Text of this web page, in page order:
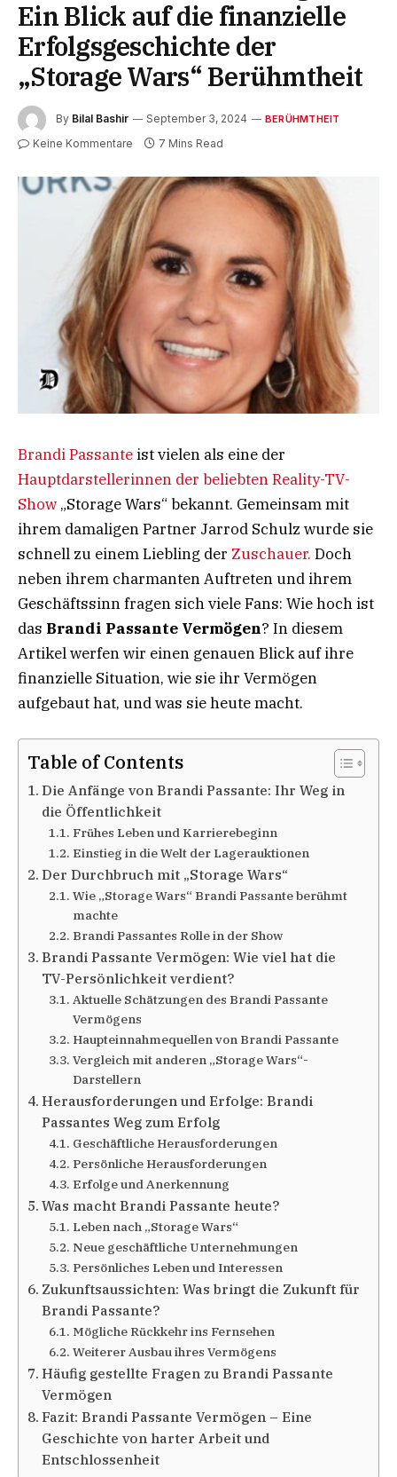
Ein Blick auf die finanzielle
Erfolgsgeschichte der
„Storage Wars“ Berühmtheit
By Bilal Bashir September 3, 2024 BERÜHMTHEIT
Keine Kommentare 7 Mins Read
Brandi Passante ist vielen als eine der
Hauptdarstellerinnen der beliebten Reality-TV-
Show „Storage Wars“ bekannt. Gemeinsam mit
ihrem damaligen Partner Jarrod Schulz wurde sie
schnell zu einem Liebling der Zuschauer. Doch
neben ihrem charmanten Auftreten und ihrem
Geschäftssinn fragen sich viele Fans: Wie hoch ist
das Brandi Passante Vermögen? In diesem
Artikel werfen wir einen genauen Blick auf ihre
finanzielle Situation, wie sie ihr Vermögen
aufgebaut hat, und was sie heute macht.
Table of Contents
Die Anfänge von Brandi Passante: Ihr Weg in
die Öffentlichkeit
Frühes Leben und Karrierebeginn
Einstieg in die Welt der Lagerauktionen
Der Durchbruch mit „Storage Wars“
Wie „Storage Wars“ Brandi Passante berühmt
machte
Brandi Passantes Rolle in der Show
Brandi Passante Vermögen: Wie viel hat die
TV-Persönlichkeit verdient?
Aktuelle Schätzungen des Brandi Passante
Vermögens
Haupteinnahmequellen von Brandi Passante
Vergleich mit anderen „Storage Wars“-
Darstellern
Herausforderungen und Erfolge: Brandi
Passantes Weg zum Erfolg
Geschäftliche Herausforderungen
Persönliche Herausforderungen
Erfolge und Anerkennung
Was macht Brandi Passante heute?
Leben nach „Storage Wars“
Neue geschäftliche Unternehmungen
Persönliches Leben und Interessen
Zukunftsaussichten: Was bringt die Zukunft für
Brandi Passante?
Mögliche Rückkehr ins Fernsehen
Weiterer Ausbau ihres Vermögens
Häufig gestellte Fragen zu Brandi Passante
Vermögen
Fazit: Brandi Passante Vermögen – Eine
Geschichte von harter Arbeit und
Entschlossenheit